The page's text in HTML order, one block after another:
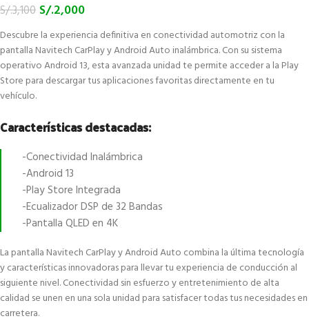
S/.3,100 S/.2,000
Descubre la experiencia definitiva en conectividad automotriz con la
pantalla Navitech CarPlay y Android Auto inalámbrica. Con su sistema
operativo Android 13, esta avanzada unidad te permite acceder a la Play
Store para descargar tus aplicaciones favoritas directamente en tu
vehículo.
Características destacadas:
-Conectividad Inalámbrica
-Android 13
-Play Store Integrada
-Ecualizador DSP de 32 Bandas
-Pantalla QLED en 4K
La pantalla Navitech CarPlay y Android Auto combina la última tecnología
y características innovadoras para llevar tu experiencia de conducción al
siguiente nivel. Conectividad sin esfuerzo y entretenimiento de alta
calidad se unen en una sola unidad para satisfacer todas tus necesidades en
carretera.